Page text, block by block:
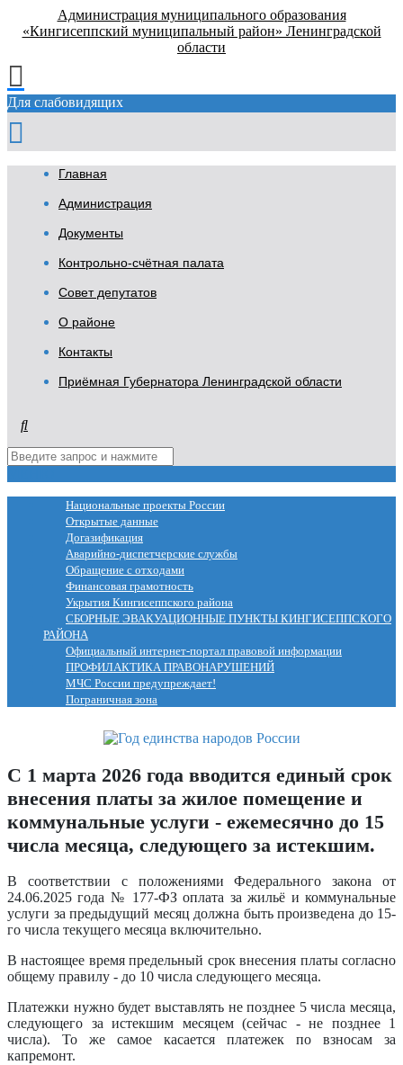
Администрация муниципального образования
«Кингисеппский муниципальный район» Ленинградской
области
Для слабовидящих
Главная
Администрация
Документы
Контрольно-счётная палата
Совет депутатов
О районе
Контакты
Приёмная Губернатора Ленинградской области
Национальные проекты России
Открытые данные
Догазификация
Аварийно-диспетчерские службы
Обращение с отходами
Финансовая грамотность
Укрытия Кингисеппского района
СБОРНЫЕ ЭВАКУАЦИОННЫЕ ПУНКТЫ КИНГИСЕППСКОГО
РАЙОНА
Официальный интернет-портал правовой информации
ПРОФИЛАКТИКА ПРАВОНАРУШЕНИЙ
МЧС России предупреждает!
Пограничная зона
С 1 марта 2026 года вводится единый срок
внесения платы за жилое помещение и
коммунальные услуги - ежемесячно до 15
числа месяца, следующего за истекшим.
В соответствии с положениями Федерального закона от
24.06.2025 года № 177-ФЗ оплата за жильё и коммунальные
услуги за предыдущий месяц должна быть произведена до 15-
го числа текущего месяца включительно.
В настоящее время предельный срок внесения платы согласно
общему правилу - до 10 числа следующего месяца.
Платежки нужно будет выставлять не позднее 5 числа месяца,
следующего за истекшим месяцем (сейчас - не позднее 1
числа). То же самое касается платежек по взносам за
капремонт.